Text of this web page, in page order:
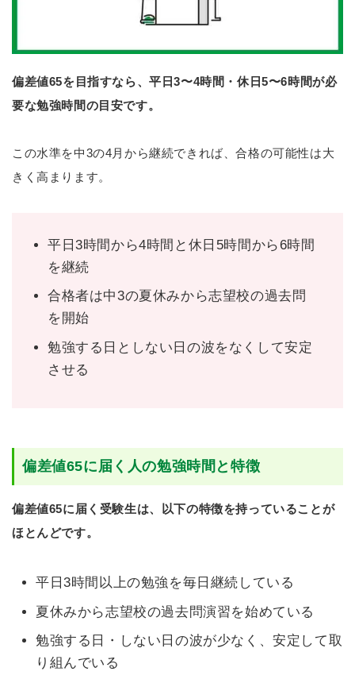
偏差値65を目指すなら、平日3〜4時間・休日5〜6時間が必
要な勉強時間の目安です。
この水準を中3の4月から継続できれば、合格の可能性は大
きく高まります。
平日3時間から4時間と休日5時間から6時間
を継続
合格者は中3の夏休みから志望校の過去問
を開始
勉強する日としない日の波をなくして安定
させる
偏差値65に届く人の勉強時間と特徴
偏差値65に届く受験生は、以下の特徴を持っていることが
ほとんどです。
平日3時間以上の勉強を毎日継続している
夏休みから志望校の過去問演習を始めている
勉強する日・しない日の波が少なく、安定して取
り組んでいる